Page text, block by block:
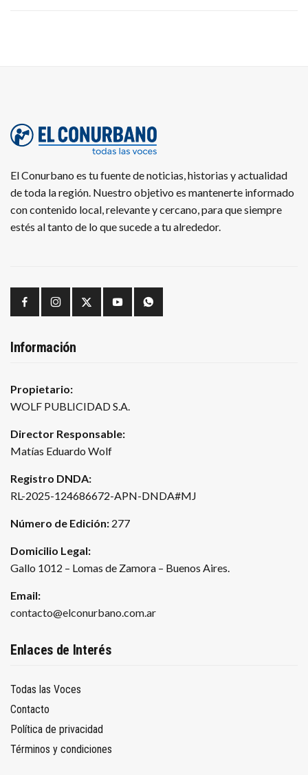
El Conurbano es tu fuente de noticias, historias y actualidad
de toda la región. Nuestro objetivo es mantenerte informado
con contenido local, relevante y cercano, para que siempre
estés al tanto de lo que sucede a tu alrededor.
Información
Propietario:
WOLF PUBLICIDAD S.A.
Director Responsable:
Matías Eduardo Wolf
Registro DNDA:
RL-2025-124686672-APN-DNDA#MJ
Número de Edición: 277
Domicilio Legal:
Gallo 1012 – Lomas de Zamora – Buenos Aires.
Email:
contacto@elconurbano.com.ar
Enlaces de Interés
Todas las Voces
Contacto
Política de privacidad
Términos y condiciones